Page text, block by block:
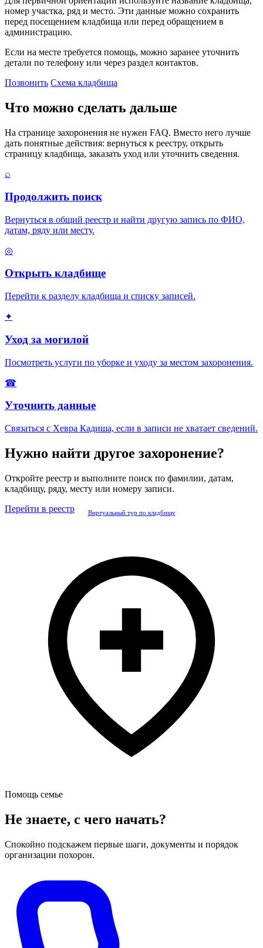
номер участка, ряд и место. Эти данные можно сохранить
перед посещением кладбища или перед обращением в
администрацию.
Если на месте требуется помощь, можно заранее уточнить
детали по телефону или через раздел контактов.
Позвонить Схема кладбища
Что можно сделать дальше
На странице захоронения не нужен FAQ. Вместо него лучше
дать понятные действия: вернуться к реестру, открыть
страницу кладбища, заказать уход или уточнить сведения.
⌕
Продолжить поиск
Вернуться в общий реестр и найти другую запись по ФИО,
датам, ряду или месту.
◎
Открыть кладбище
Перейти к разделу кладбища и списку записей.
✦
Уход за могилой
Посмотреть услуги по уборке и уходу за местом захоронения.
☎
Уточнить данные
Связаться с Хевра Кадиша, если в записи не хватает сведений.
Нужно найти другое захоронение?
Откройте реестр и выполните поиск по фамилии, датам,
кладбищу, ряду, месту или номеру записи.
Перейти в реестр
Помощь семье
Не знаете, с чего начать?
Спокойно подскажем первые шаги, документы и порядок
организации похорон.
Виртуальный тур по кладбищу